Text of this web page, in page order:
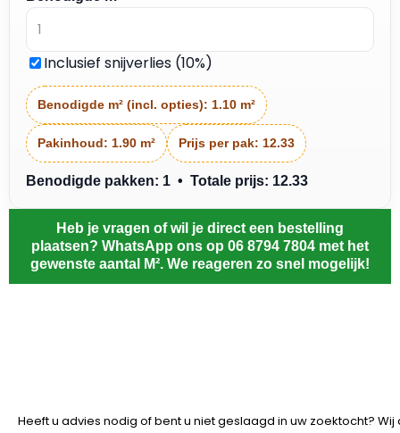
Inclusief snijverlies (10%)
Benodigde m² (incl. opties): 1.10 m²
Pakinhoud: 1.90 m² Prijs per pak: 12.33
Benodigde pakken: 1 • Totale prijs: 12.33
Heb je vragen of wil je direct een bestelling
plaatsen? WhatsApp ons op 06 8794 7804 met het
gewenste aantal M². We reageren zo snel mogelijk!
Heeft u advies nodig of bent u niet geslaagd in uw zoektocht?